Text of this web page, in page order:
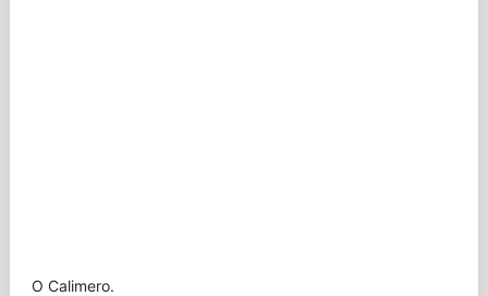
O Calimero.